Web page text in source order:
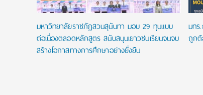
มหาวิทยาลัยราชภัฏสวนสุนันทา มอบ 29 ทุนแบบ
ต่อเนื่องตลอดหลักสูตร สนับสนุนเยาวชนเรียนจนจบ
สร้างโอกาสทางการศึกษาอย่างยั่งยืน
มทร
ถูกต้